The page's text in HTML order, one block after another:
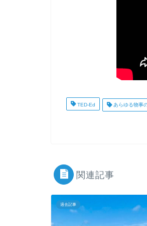
TED-Ed あらゆる物事
関連記事
過去記事